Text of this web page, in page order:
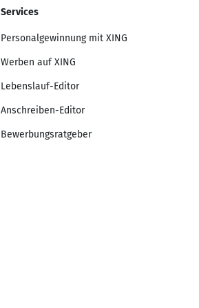
Services
Personalgewinnung mit XING
Werben auf XING
Lebenslauf-Editor
Anschreiben-Editor
Bewerbungsratgeber